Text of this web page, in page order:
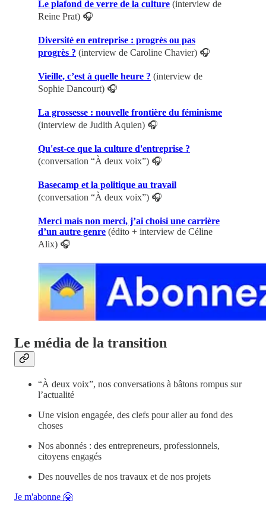
Le plafond de verre de la culture (interview de
Reine Prat) 🎧
Diversité en entreprise : progrès ou pas
progrès ? (interview de Caroline Chavier) 🎧
Vieille, c’est à quelle heure ? (interview de
Sophie Dancourt) 🎧
La grossesse : nouvelle frontière du féminisme
(interview de Judith Aquien) 🎧
Qu'est-ce que la culture d'entreprise ?
(conversation “À deux voix”) 🎧
Basecamp et la politique au travail
(conversation “À deux voix”) 🎧
Merci mais non merci, j’ai choisi une carrière
d’un autre genre (édito + interview de Céline
Alix) 🎧
Le média de la transition
“À deux voix”, nos conversations à bâtons rompus sur
l’actualité
Une vision engagée, des clefs pour aller au fond des
choses
Nos abonnés : des entrepreneurs, professionnels,
citoyens engagés
Des nouvelles de nos travaux et de nos projets
Je m'abonne 🤗